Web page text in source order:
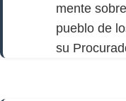
mente
pueblo de
su